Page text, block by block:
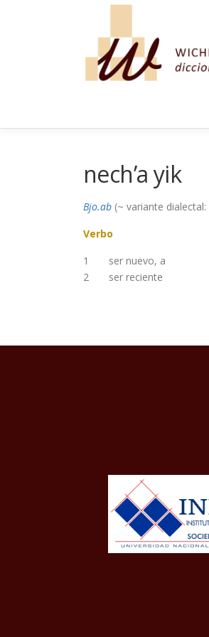
nech’a yik
Bjo.ab (~ variante dialectal:
Verbo
1
ser nuevo, a
2
ser reciente